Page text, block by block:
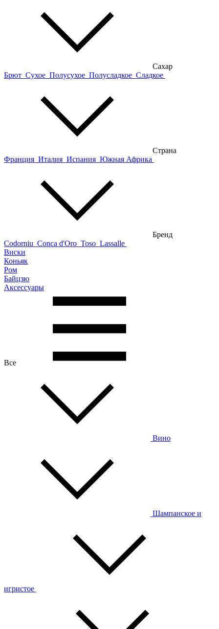
Сахар
Брют Сухое Полусухое Полусладкое Сладкое
Страна
Франция Италия Испания Южная Африка
Бренд
Codorniu Conca d'Oro Toso Lassalle
Виски
Коньяк
Ром
Байцзю
Аксессуары
Все
Вино
Шампанское и
игристое